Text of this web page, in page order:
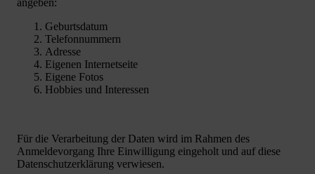
angeben:
Geburtsdatum
Telefonnummern
Adresse
Eigenen Internetseite
Eigene Fotos
Hobbies und Interessen
Für die Verarbeitung der Daten wird im Rahmen des
Anmeldevorgang Ihre Einwilligung eingeholt und auf diese
Datenschutzerklärung verwiesen.